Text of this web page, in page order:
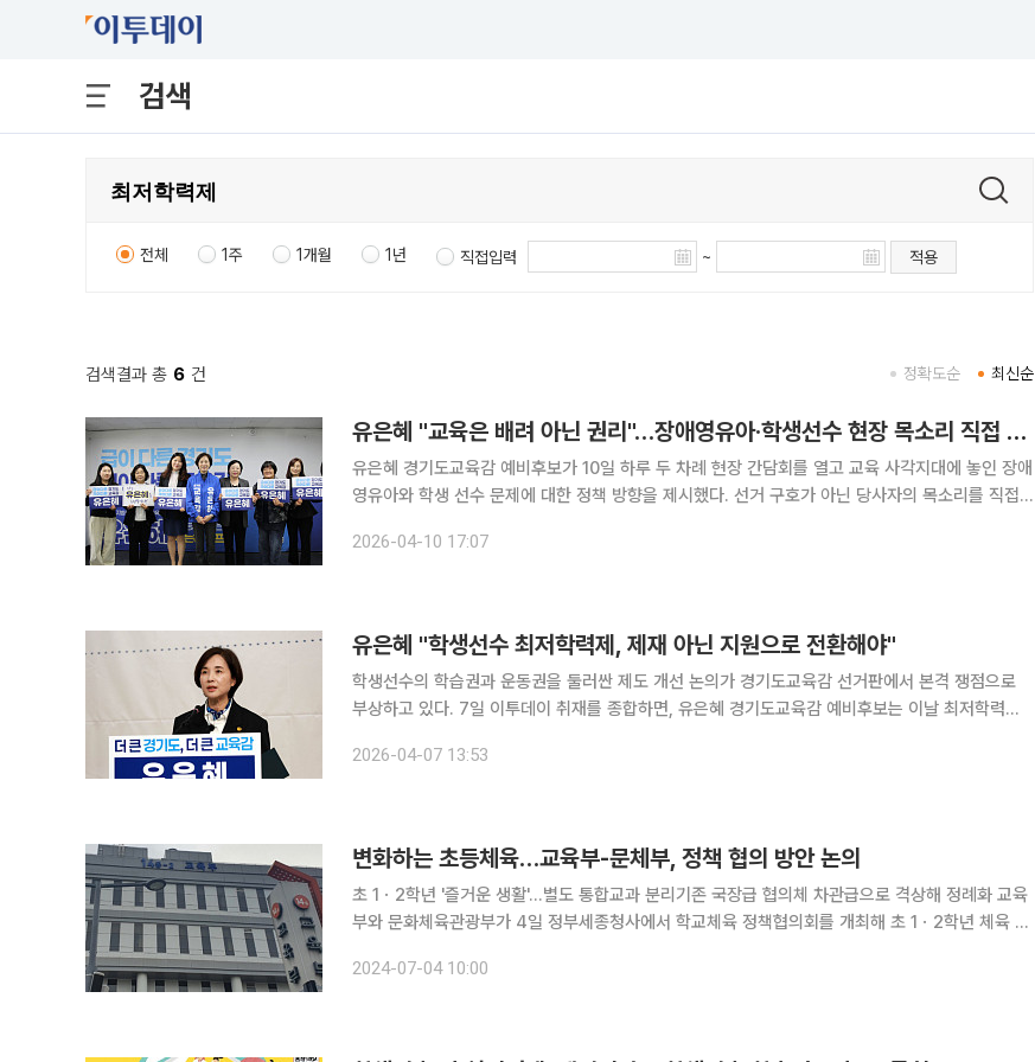
검색
전체 1주 1개월 1년 직접입력 ~ 적용
검색결과 총 6 건 최신순
정확도순
유은혜 "교육은 배려 아닌 권리"…장애영유아·학생선수 현장 목소리 직접 챙겼다
유은혜 경기도교육감 예비후보가 10일 하루 두 차례 현장 간담회를 열고 교육 사각지대에 놓인 장애
영유아와 학생 선수 문제에 대한 정책 방향을 제시했다. 선거 구호가 아닌 당사자의 목소리를 직접
육제공기관협의회 경기지회 정책제안 간담회를 열고 도내 장애아전문어린이집
2026-04-10 17:07
유은혜 "학생선수 최저학력제, 제재 아닌 지원으로 전환해야"
학생선수의 학습권과 운동권을 둘러싼 제도 개선 논의가 경기도교육감 선거판에서 본격 쟁점으로
부상하고 있다. 7일 이투데이 취재를 종합하면, 유은혜 경기도교육감 예비후보는 이날 최저학력제
법 제11조 및 시행령 제6조에 근거해 초등학생은 전교생 평균의 50%, 중학
2026-04-07 13:53
변화하는 초등체육…교육부-문체부, 정책 협의 방안 논의
초 1ㆍ2학년 '즐거운 생활'…별도 통합교과 분리기존 국장급 협의체 차관급으로 격상해 정례화 교육
부와 문화체육관광부가 4일 정부세종청사에서 학교체육 정책협의회를 개최해 초 1ㆍ2학년 체육 교
문체부 장미란 제2차관이 참석해 이 같은 방안에 대해 논의한다.
2024-07-04 10:00